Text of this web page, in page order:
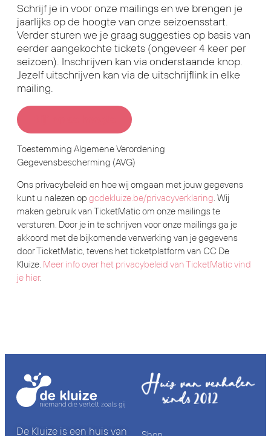
Schrijf je in voor onze mailings en we brengen je
jaarlijks op de hoogte van onze seizoensstart.
Verder sturen we je graag suggesties op basis van
eerder aangekochte tickets (ongeveer 4 keer per
seizoen). Inschrijven kan via onderstaande knop.
Jezelf uitschrijven kan via de uitschrijflink in elke
mailing.
Toestemming Algemene Verordening
Gegevensbescherming (AVG)
Ons privacybeleid en hoe wij omgaan met jouw gegevens
kunt u nalezen op gcdekluize.be/privacyverklaring . Wij
maken gebruik van TicketMatic om onze mailings te
versturen. Door je in te schrijven voor onze mailings ga je
akkoord met de bijkomende verwerking van je gegevens
door TicketMatic, tevens het ticketplatform van CC De
Kluize. Meer info over het privacybeleid van TicketMatic vind
je hier.
De Kluize is een huis van